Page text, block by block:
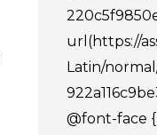
url(https://
Latin/
@font-face